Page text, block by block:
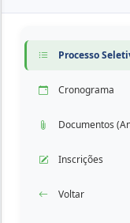
Processo
Cronograma
Documentos
Inscrições
Voltar